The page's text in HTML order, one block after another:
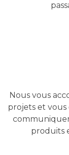
Nous vous
projets et
produits